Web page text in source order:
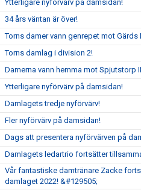
Ytterligare nyförvärv på damsidan!
34 års väntan är över!
Torns damer vann genrepet mot Gärds
Torns damlag i division 2!
Damerna vann hemma mot Spjutstorp
Ytterligare nyförvärv på damsidan!
Damlagets tredje nyförvärv!
Fler nyförvärv på damsidan!
Dags att presentera nyförvärven på
Damlagets ledartrio fortsätter
Vår fantastiske damtränare Zacke
damlaget 2022! &#129505;